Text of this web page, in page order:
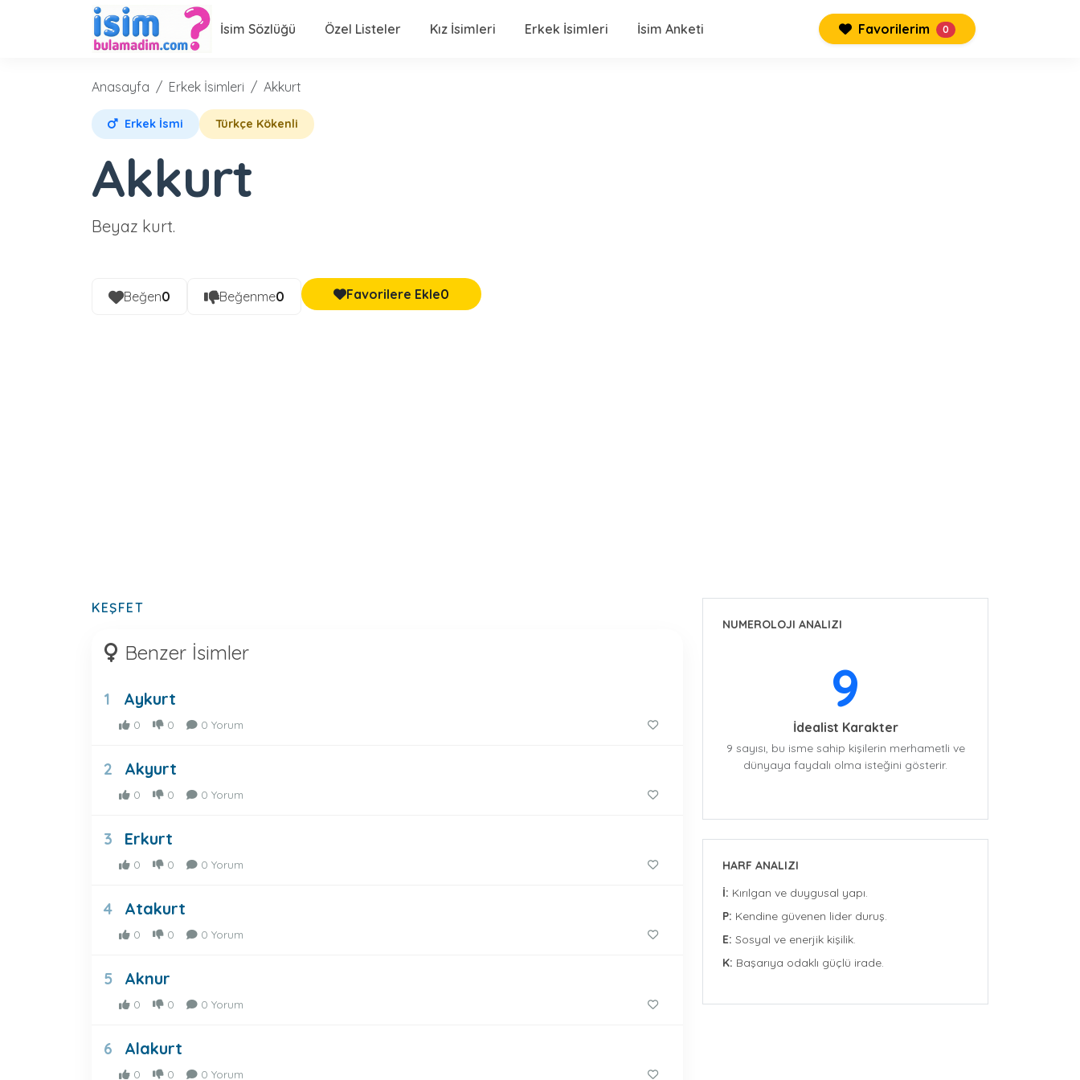
İsim Sözlüğü Özel Listeler Kız İsimleri Erkek İsimleri İsim Anketi Favorilerim 0
Anasayfa Erkek İsimleri Akkurt
Erkek İsmi Türkçe Kökenli
Akkurt
Beyaz kurt.
Beğen0 Beğenme0 Favorilere Ekle0
KEŞFET
Benzer İsimler
1 Aykurt
0 0 0 Yorum
2 Akyurt
0 0 0 Yorum
3 Erkurt
0 0 0 Yorum
4 Atakurt
0 0 0 Yorum
5 Aknur
0 0 0 Yorum
6 Alakurt
0 0 0 Yorum
NUMEROLOJI ANALIZI
9
İdealist Karakter
9 sayısı, bu isme sahip kişilerin merhametli ve
dünyaya faydalı olma isteğini gösterir.
HARF ANALIZI
İ: Kırılgan ve duygusal yapı.
P: Kendine güvenen lider duruş.
E: Sosyal ve enerjik kişilik.
K: Başarıya odaklı güçlü irade.